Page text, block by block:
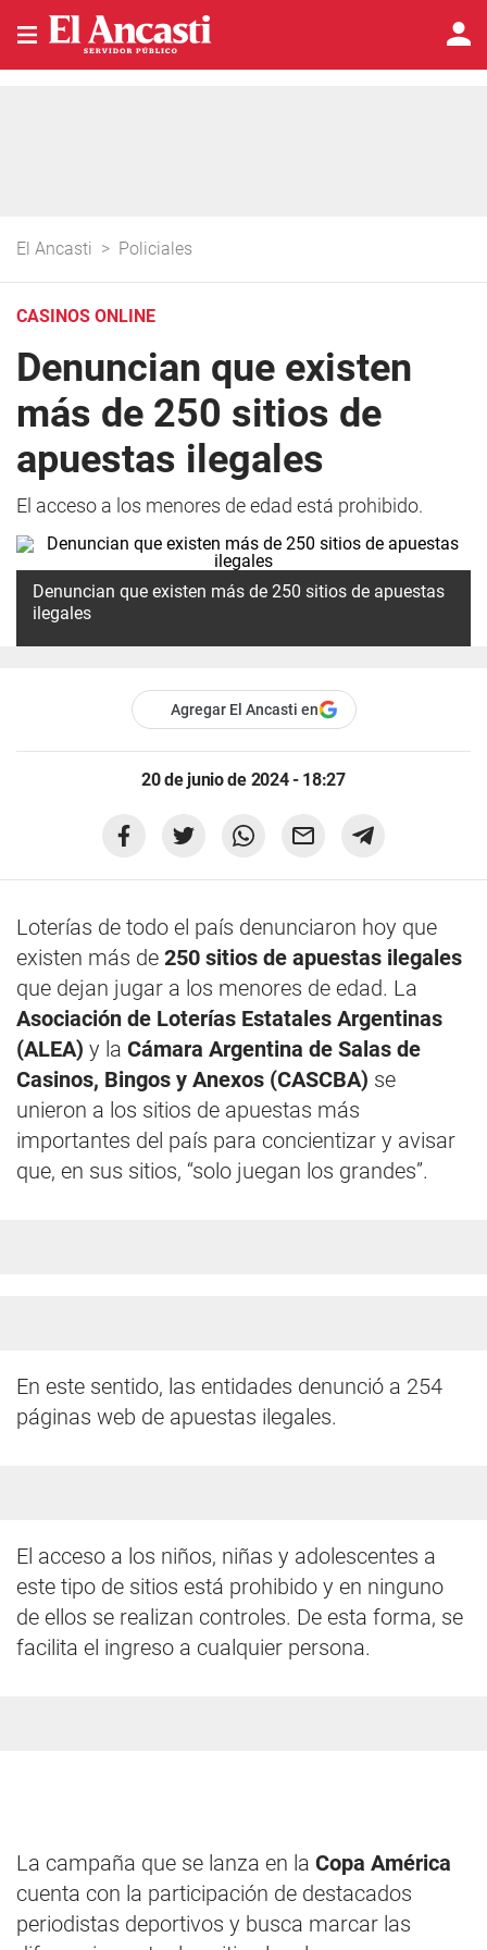
El Ancasti > Policiales
CASINOS ONLINE
Denuncian que existen
más de 250 sitios de
apuestas ilegales
El acceso a los menores de edad está prohibido.
Denuncian que existen más de 250 sitios de apuestas
ilegales
Agregar El Ancasti en
20 de junio de 2024 - 18:27
Loterías de todo el país denunciaron hoy que
existen más de 250 sitios de apuestas ilegales
que dejan jugar a los menores de edad. La
Asociación de Loterías Estatales Argentinas
(ALEA) y la Cámara Argentina de Salas de
Casinos, Bingos y Anexos (CASCBA) se
unieron a los sitios de apuestas más
importantes del país para concientizar y avisar
que, en sus sitios, “solo juegan los grandes”.
En este sentido, las entidades denunció a 254
páginas web de apuestas ilegales.
El acceso a los niños, niñas y adolescentes a
este tipo de sitios está prohibido y en ninguno
de ellos se realizan controles. De esta forma, se
facilita el ingreso a cualquier persona.
La campaña que se lanza en la Copa América
cuenta con la participación de destacados
periodistas deportivos y busca marcar las